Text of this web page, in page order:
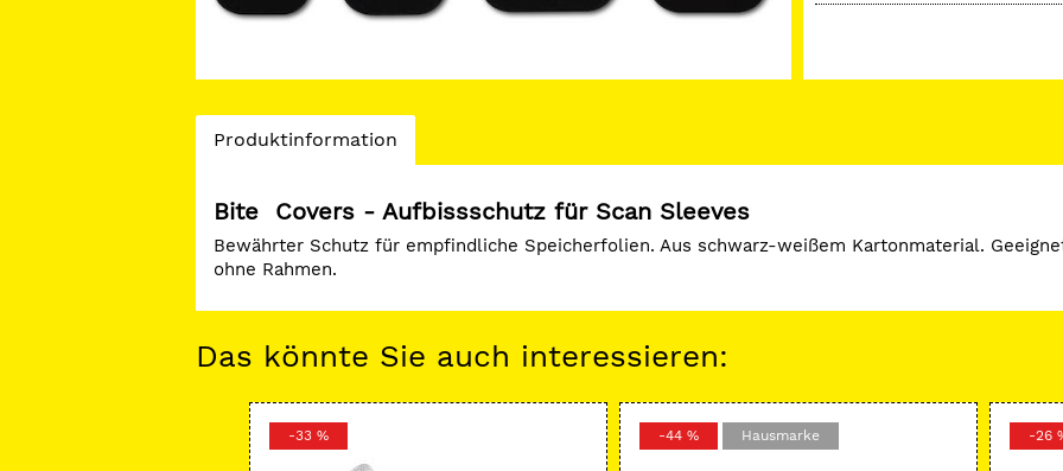
Current
Produktinformation
Bite Covers - Aufbissschutz für Scan Sleeves
Bewährter Schutz für empfindliche Speicherfolien. Aus schwarz-weißem Kartonmaterial.
ohne Rahmen.
Das könnte Sie auch interessieren:
-33 % -44 % Hausmarke -26